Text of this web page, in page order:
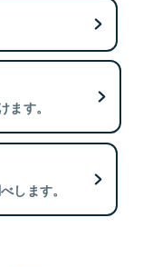
す。
します。